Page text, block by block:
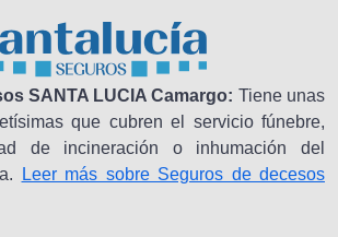
SANTA LUCIA Camargo: Tiene unas
que cubren el servicio fúnebre,
de incineración o inhumación del
Leer más sobre Seguros de decesos